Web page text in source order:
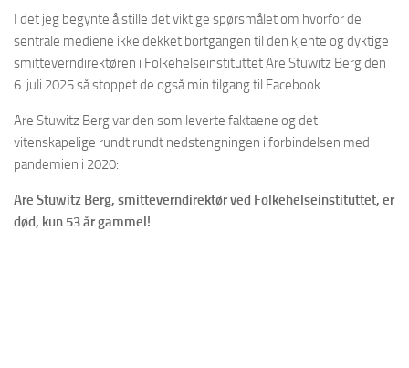
I det jeg begynte å stille det viktige spørsmålet om hvorfor de
sentrale mediene ikke dekket bortgangen til den kjente og dyktige
smitteverndirektøren i Folkehelseinstituttet Are Stuwitz Berg den
6. juli 2025 så stoppet de også min tilgang til Facebook.
Are Stuwitz Berg var den som leverte faktaene og det
vitenskapelige rundt rundt nedstengningen i forbindelsen med
pandemien i 2020:
Are Stuwitz Berg, smitteverndirektør ved Folkehelseinstituttet, er
død, kun 53 år gammel!